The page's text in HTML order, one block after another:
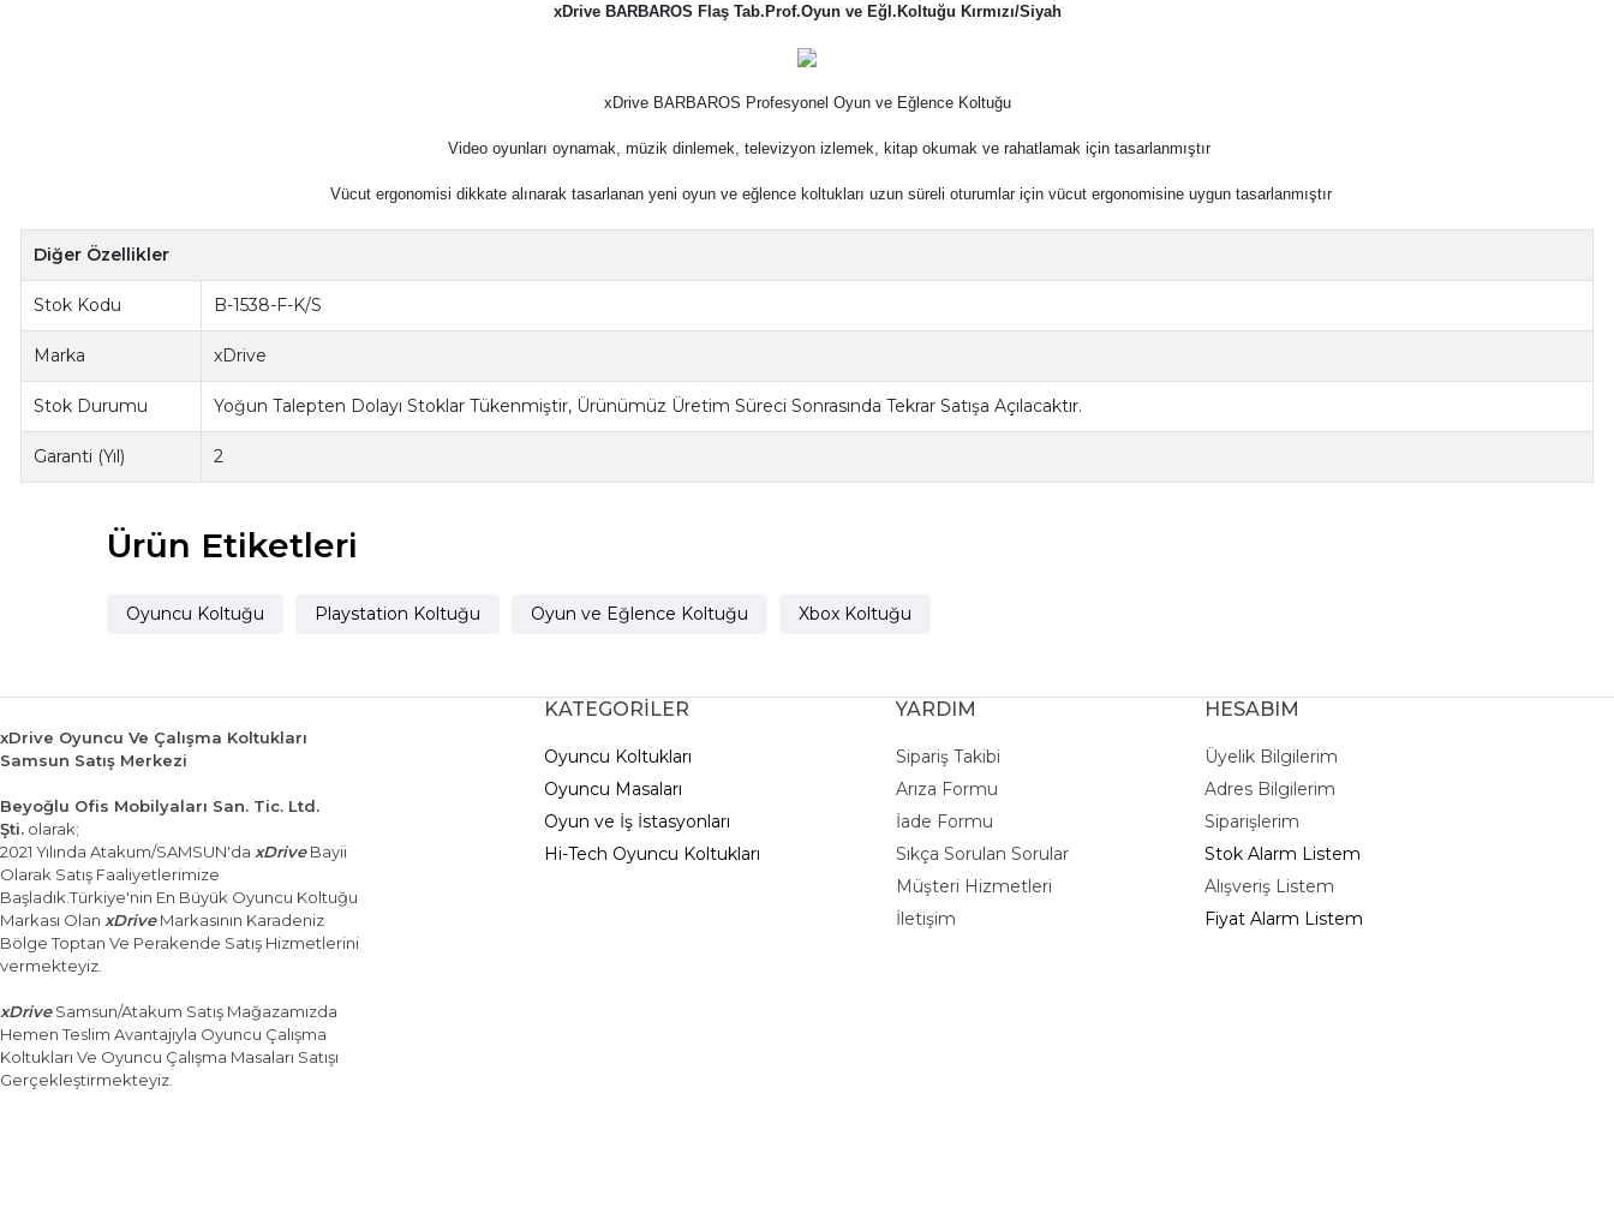
xDrive BARBAROS Flaş Tab.Prof.Oyun ve Eğl.Koltuğu Kırmızı/Siyah
xDrive BARBAROS Profesyonel Oyun ve Eğlence Koltuğu
Video oyunları oynamak, müzik dinlemek, televizyon izlemek, kitap okumak ve rahatlamak için tasarlanmıştır
Vücut ergonomisi dikkate alınarak tasarlanan yeni oyun ve eğlence koltukları uzun süreli oturumlar için vücut ergonomisine uygun tasarlanmıştır
Diğer Özellikler
Stok Kodu B-1538-F-K/S
Marka xDrive
Stok Durumu Yoğun Talepten Dolayı Stoklar Tükenmiştir, Ürünümüz Üretim Süreci Sonrasında Tekrar Satışa Açılacaktır.
Garanti (Yıl) 2
Ürün Etiketleri
Oyuncu Koltuğu Playstation Koltuğu Oyun ve Eğlence Koltuğu Xbox Koltuğu
xDrive Oyuncu Ve Çalışma Koltukları
Samsun Satış Merkezi
Beyoğlu Ofis Mobilyaları San. Tic. Ltd.
Şti. olarak;
2021 Yılında Atakum/SAMSUN'da xDriveBayii
Olarak Satış Faaliyetlerimize
Başladık.Türkiye'nin En Büyük Oyuncu Koltuğu
Markası Olan xDriveMarkasının Karadeniz
Bölge Toptan Ve Perakende Satış Hizmetlerini
vermekteyiz.
xDriveSamsun/Atakum Satış Mağazamızda
Hemen Teslim Avantajıyla Oyuncu Çalışma
Koltukları Ve Oyuncu Çalışma Masaları Satışı
Gerçekleştirmekteyiz.
KATEGORİLER
Oyuncu Koltukları
Oyuncu Masaları
Oyun ve İş İstasyonları
Hi-Tech Oyuncu Koltukları
YARDIM
Sipariş Takibi
Arıza Formu
İade Formu
Sıkça Sorulan Sorular
Müşteri Hizmetleri
İletişim
HESABIM
Üyelik Bilgilerim
Adres Bilgilerim
Siparişlerim
Stok Alarm Listem
Alışveriş Listem
Fiyat Alarm Listem